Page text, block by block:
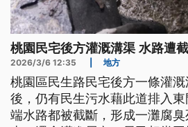
桃園民宅後方灌溉溝渠 水路遭
2026/3/6 12:35 地方
桃園區民生路民宅後方一條灌
後，仍有民生污水藉此道排入
端水路都被截斷，形成一灘腐